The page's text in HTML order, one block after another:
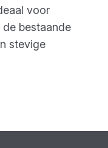
voor
bestaande
stevige